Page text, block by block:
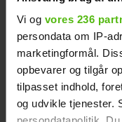
Vi og vores 236
persondata om IP-
marketingformål.
opbevarer og tilgår
tilpasset indhold,
og udvikle tjenester.